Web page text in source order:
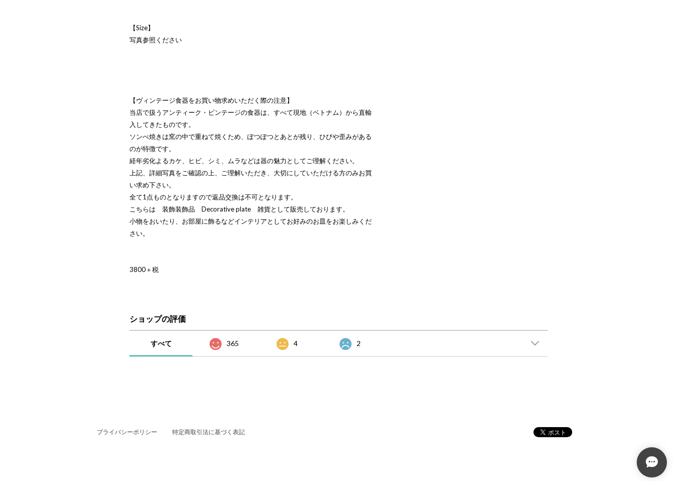
【Size】
写真参照ください
【ヴィンテージ食器をお買い物求めいただく際の注意】
当店で扱うアンティーク・ビンテージの食器は、すべて現地（ベトナム）から直輸
入してきたものです。
ソンべ焼きは窯の中で重ねて焼くため、ぽつぽつとあとが残り、ひびや歪みがある
のが特徴です。
経年劣化よるカケ、ヒビ、シミ、ムラなどは器の魅力としてご理解ください。
上記、詳細写真をご確認の上、ご理解いただき、大切にしていただける方のみお買
い求め下さい。
全て1点ものとなりますので返品交換は不可となります。
こちらは 装飾装飾品 Decorative plate 雑貨として販売しております。
小物をおいたり、お部屋に飾るなどインテリアとしてお好みのお皿をお楽しみくだ
さい。
3800＋税
ショップの評価
すべて 365 4 2
プライバシーポリシー 特定商取引法に基づく表記